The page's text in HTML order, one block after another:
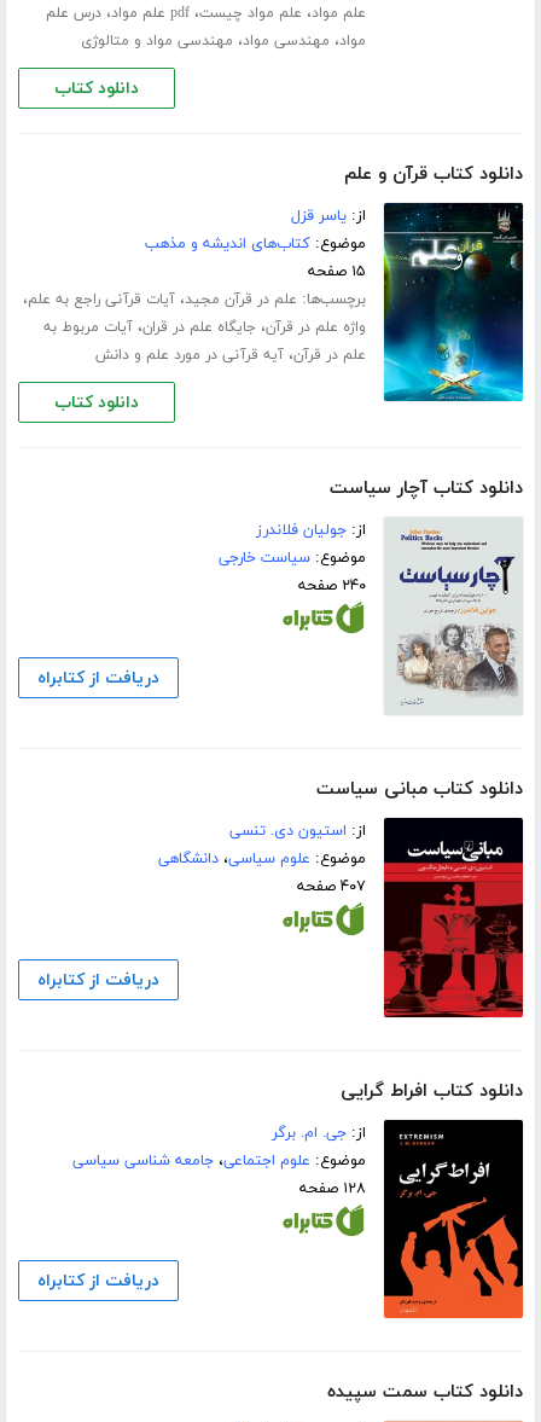
علم مواد، علم مواد چیست،pdf علم مواد ،درس علم
مواد، مهندسی مواد، مهندسی مواد و متالوژی
دانلود کتاب
دانلود کتاب قرآن و علم
از:یاسر قزل
موضوع:کتاب‌های اندیشه و مذهب
۱۵ صفحه
برچسب‌ها: علم در قرآن مجید،آیات قرآنی راجع به علم،
واژه علم در قرآن، جایگاه علم در قران،آیات مربوط به
علم در قرآن،آیه قرآنی در مورد علم و دانش
دانلود کتاب
دانلود کتاب آچار سیاست
از:جولیان فلاندرز
موضوع:سیاست خارجی
۲۴۰ صفحه
دریافت از کتابراه
دانلود کتاب مبانی سیاست
از: استیون دی. تنسی
موضوع: علوم سیاسی،دانشگاهی
۴۰۷ صفحه
دریافت از کتابراه
دانلود کتاب افراط گرایی
از:جی. ام. برگر
موضوع: علوم اجتماعی،جامعه شناسی سیاسی
۱۲۸ صفحه
دریافت از کتابراه
دانلود کتاب سمت سپیده